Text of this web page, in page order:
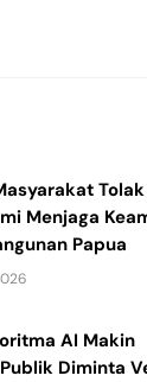
Menjaga
Papua
AI Makin
Diminta